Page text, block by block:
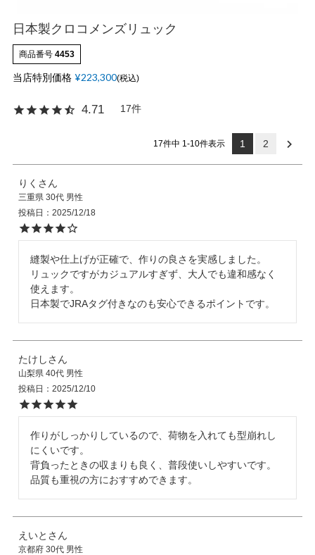
ピックス
員登録
舗紹介
定商取引法に基づく表示
問い合わせ
日本製クロコメンズリュック
商品番号 4453
当店特別価格 ¥223,300 税込
4.71 17
17件中 1 -10件表示 1 2
りく
三重県 30代 男性
投稿日
2025/12/18
縫製や仕上げが正確で、作りの良さを実感しました。
リュックですがカジュアルすぎず、大人でも違和感なく
使えます。
日本製でJRAタグ付きなのも安心できるポイントです。
たけし
山梨県 40代 男性
投稿日
2025/12/10
作りがしっかりしているので、荷物を入れても型崩れし
にくいです。
背負ったときの収まりも良く、普段使いしやすいです。
品質も重視の方におすすめできます。
えいと
京都府 30代 男性